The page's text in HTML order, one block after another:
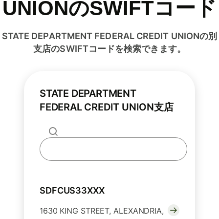
UNIONのSWIFTコード
STATE DEPARTMENT FEDERAL CREDIT UNIONの別
支店のSWIFTコードを検索できます。
STATE DEPARTMENT
FEDERAL CREDIT UNION支店
SDFCUS33XXX
1630 KING STREET, ALEXANDRIA,